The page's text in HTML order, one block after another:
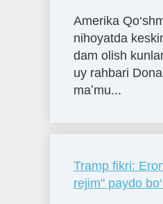
Amerika
nihoyatda
dam olish
uy rahbari
maʼmu...
Tramp fikri:
rejim" paydo